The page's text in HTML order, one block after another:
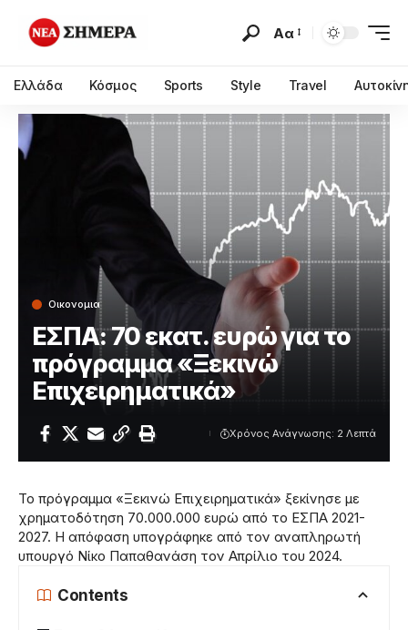
Αα
Ελλάδα Κόσμος Sports Style Travel
Οικονομια
ΕΣΠΑ: 70 εκατ. ευρώ για το
πρόγραμμα «Ξεκινώ
Επιχειρηματικά»
Χρόνος Ανάγνωσης: 2 Λεπτά
Το πρόγραμμα «Ξεκινώ Επιχειρηματικά» ξεκίνησε με
χρηματοδότηση 70.000.000 ευρώ από το ΕΣΠΑ 2021-
2027. Η απόφαση υπογράφηκε από τον αναπληρωτή
υπουργό Νίκο Παπαθανάση τον Απρίλιο του 2024.
Contents